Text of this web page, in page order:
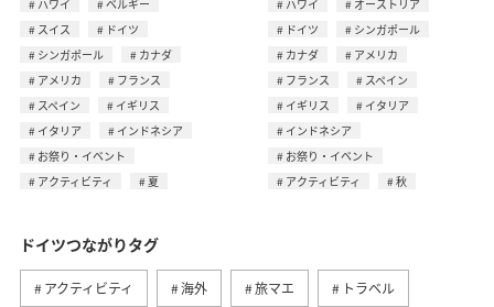
ハワイ
ベルギー
スイス
ドイツ
シンガポール
カナダ
アメリカ
フランス
スペイン
イギリス
イタリア
インドネシア
お祭り・イベント
アクティビティ
夏
ハワイ
オーストリア
ドイツ
シンガポール
カナダ
アメリカ
フランス
スペイン
イギリス
イタリア
インドネシア
お祭り・イベント
アクティビティ
秋
ドイツつながりタグ
アクティビティ 海外 旅マエ トラベル